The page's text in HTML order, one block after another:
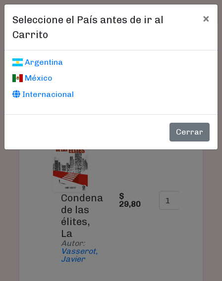
Seleccione el País antes de ir al
Carrito
×
Argentina
México
Internacional
Cerrar
Carrito De Compras
PRODUCTO PRECIO CANTIDAD
Condena
de las
élites,
La
Autor:
Vasserot,
Javier
$
29,80